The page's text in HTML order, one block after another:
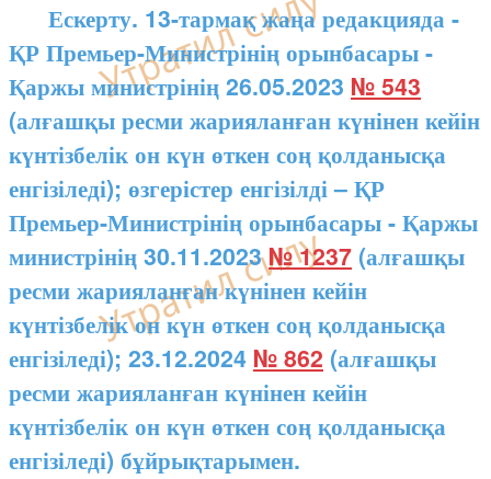
Ескерту. 13-тармақ жаңа редакцияда -
ҚР Премьер-Министрінің орынбасары -
Қаржы министрінің 26.05.2023 № 543
(алғашқы ресми жарияланған күнінен кейін
күнтізбелік он күн өткен соң қолданысқа
енгізіледі); өзгерістер енгізілді – ҚР
Премьер-Министрінің орынбасары - Қаржы
министрінің 30.11.2023№ 1237 (алғашқы
ресми жарияланған күнінен кейін
күнтізбелік он күн өткен соң қолданысқа
енгізіледі); 23.12.2024 № 862 (алғашқы
ресми жарияланған күнінен кейін
күнтізбелік он күн өткен соң қолданысқа
енгізіледі) бұйрықтарымен.